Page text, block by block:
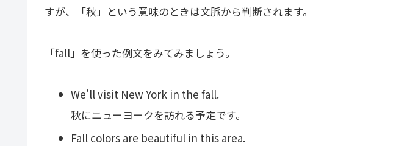
すが、「秋」という意味のときは文脈から判断されます。
「fall」を使った例文をみてみましょう。
We’ll visit New York in the fall.
秋にニューヨークを訪れる予定です。
Fall colors are beautiful in this area.